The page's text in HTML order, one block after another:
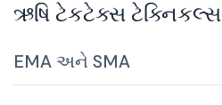
ઋષિ ટેકટેક્સ ટેક્નિકલ્સ
EMA અને SMA